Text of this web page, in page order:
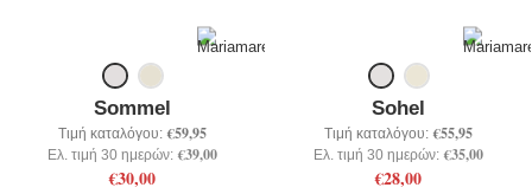
Sommel
Τιμή καταλόγου: €59,95
Ελ. τιμή 30 ημερών: €39,00
€30,00
Sohel
Τιμή καταλόγου: €55,95
Ελ. τιμή 30 ημερών: €35,00
€28,00